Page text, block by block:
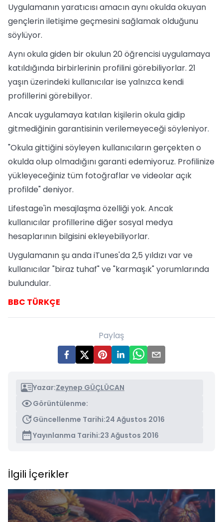
Uygulamanın yaratıcısı amacın aynı okulda okuyan
gençlerin iletişime geçmesini sağlamak olduğunu
söylüyor.
Aynı okula giden bir okulun 20 öğrencisi uygulamaya
katıldığında birbirlerinin profilini görebiliyorlar. 21
yaşın üzerindeki kullanıcılar ise yalnızca kendi
profillerini görebiliyor.
Ancak uygulamaya katılan kişilerin okula gidip
gitmediğinin garantisinin verilemeyeceği söyleniyor.
"Okula gittiğini söyleyen kullanıcıların gerçekten o
okulda olup olmadığını garanti edemiyoruz. Profilinize
yükleyeceğiniz tüm fotoğraflar ve videolar açık
profilde" deniyor.
Lifestage'in mesajlaşma özelliği yok. Ancak
kullanıcılar profillerine diğer sosyal medya
hesaplarının bilgisini ekleyebiliyorlar.
Uygulamanın şu anda iTunes'da 2,5 yıldızı var ve
kullanıcılar "biraz tuhaf" ve "karmaşık" yorumlarında
bulundular.
BBC TÜRKÇE
Paylaş
Yazar:Zeynep GÜÇLÜCAN
Görüntülenme:
Güncellenme Tarihi:24 Ağustos 2016
Yayınlanma Tarihi:23 Ağustos 2016
İlgili İçerikler